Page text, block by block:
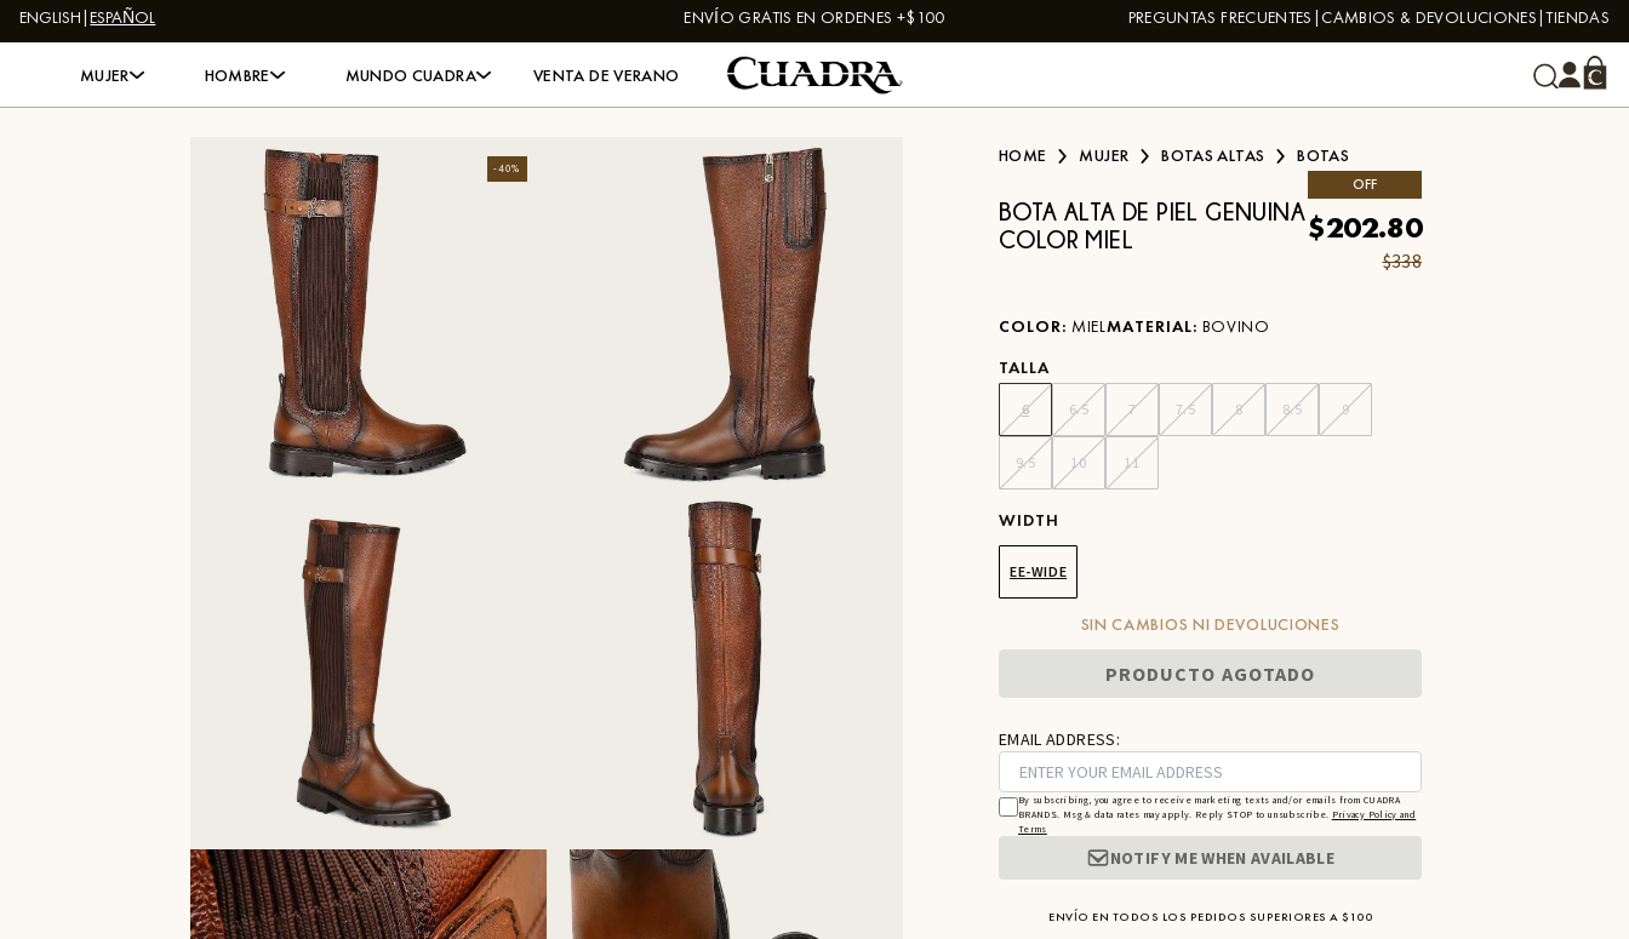
Skip to content
ENGLISH|ESPAÑOL ENVÍO GRATIS EN ORDENES +$100 PREGUNTAS FRECUENTES CAMBIOS & DEVOLUCIONES TIENDAS
MUJER HOMBRE MUNDO CUADRA VENTA DE VERANO
-40%
HOME MUJER BOTAS ALTAS BOTAS
BOTA ALTA DE PIEL GENUINA
COLOR MIEL
OFF
$202.80
$338
COLOR: MIELMATERIAL: BOVINO
TALLA
6 6.5 7 7.5 8 8.5 9
9.5 10 11
WIDTH
EE-WIDE
SIN CAMBIOS NI DEVOLUCIONES
PRODUCTO AGOTADO
EMAIL ADDRESS:
By subscribing, you agree to receive marketing texts and/or emails from CUADRA
BRANDS. Msg & data rates may apply. Reply STOP to unsubscribe. Privacy Policy and
Terms
NOTIFY ME WHEN AVAILABLE
ENVÍO EN TODOS LOS PEDIDOS SUPERIORES A $100